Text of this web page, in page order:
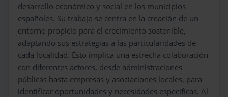
desarrollo económico y social en los municipios
españoles. Su trabajo se centra en la creación de un
entorno propicio para el crecimiento sostenible,
adaptando sus estrategias a las particularidades de
cada localidad. Esto implica una estrecha colaboración
con diferentes actores, desde administraciones
públicas hasta empresas y asociaciones locales, para
identificar oportunidades y necesidades específicas. Al